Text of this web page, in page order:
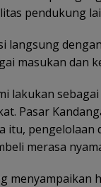
pendukung
langsung
masukan dan
lakukan
Pasar
itu,
merasa